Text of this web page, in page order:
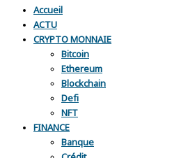
Accueil
ACTU
CRYPTO MONNAIE
Bitcoin
Ethereum
Blockchain
Defi
NFT
FINANCE
Banque